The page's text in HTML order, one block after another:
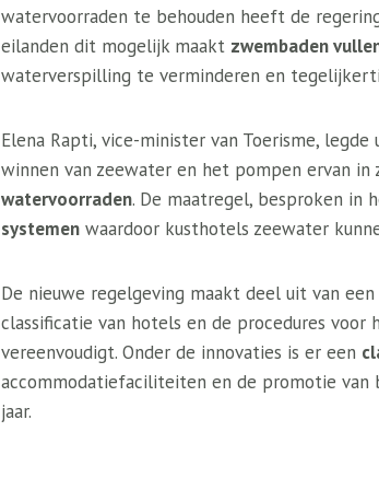
watervoorraden te behouden heeft de
eilanden dit mogelijk maakt zwembaden
waterverspilling te verminderen en
Elena Rapti, vice-minister van Toerisme,
winnen van zeewater en het pompen ervan
watervoorraden. De maatregel, besproken in
systemen waardoor kusthotels zeewater
De nieuwe regelgeving maakt deel uit van
classificatie van hotels en de procedures
vereenvoudigt. Onder de innovaties is er een
accommodatiefaciliteiten en de promotie
jaar.